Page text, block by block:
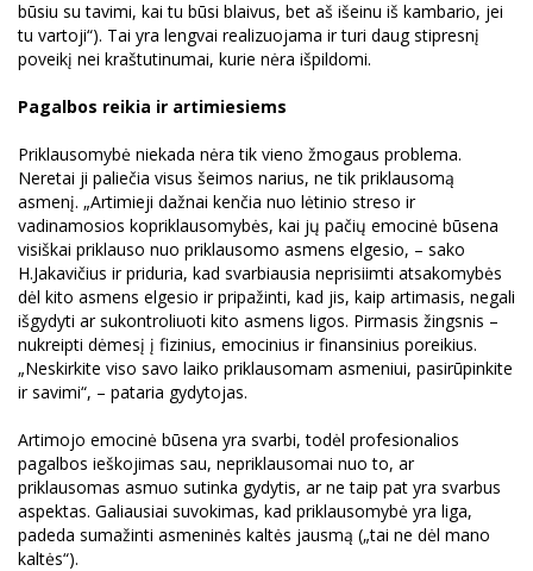
būsiu su tavimi, kai tu būsi blaivus, bet aš išeinu iš kambario, jei
tu vartoji“). Tai yra lengvai realizuojama ir turi daug stipresnį
poveikį nei kraštutinumai, kurie nėra išpildomi.
Pagalbos reikia ir artimiesiems
Priklausomybė niekada nėra tik vieno žmogaus problema.
Neretai ji paliečia visus šeimos narius, ne tik priklausomą
asmenį. „Artimieji dažnai kenčia nuo lėtinio streso ir
vadinamosios kopriklausomybės, kai jų pačių emocinė būsena
visiškai priklauso nuo priklausomo asmens elgesio, – sako
H.Jakavičius ir priduria, kad svarbiausia neprisiimti atsakomybės
dėl kito asmens elgesio ir pripažinti, kad jis, kaip artimasis, negali
išgydyti ar sukontroliuoti kito asmens ligos. Pirmasis žingsnis –
nukreipti dėmesį į fizinius, emocinius ir finansinius poreikius.
„Neskirkite viso savo laiko priklausomam asmeniui, pasirūpinkite
ir savimi“, – pataria gydytojas.
Artimojo emocinė būsena yra svarbi, todėl profesionalios
pagalbos ieškojimas sau, nepriklausomai nuo to, ar
priklausomas asmuo sutinka gydytis, ar ne taip pat yra svarbus
aspektas. Galiausiai suvokimas, kad priklausomybė yra liga,
padeda sumažinti asmeninės kaltės jausmą („tai ne dėl mano
kaltės“).